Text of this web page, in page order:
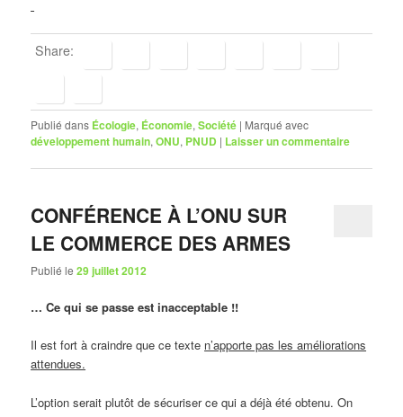
Share:
Publié dans Écologie, Économie,Société | Marqué avec
développement humain,ONU, PNUD | Laisser un commentaire
CONFÉRENCE À L’ONU SUR
LE COMMERCE DES ARMES
Publié le29 juillet 2012
… Ce qui se passe est inacceptable !!
Il est fort à craindre que ce texte n’apporte pas les améliorations
attendues.
L’option serait plutôt de sécuriser ce qui a déjà été obtenu. On